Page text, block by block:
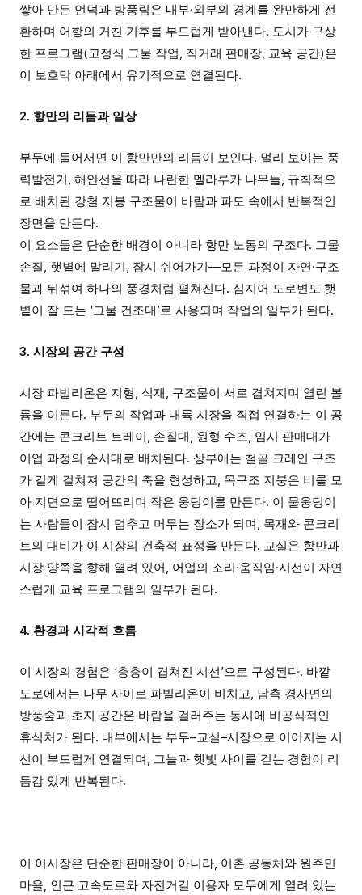
쌓아 만든 언덕과 방풍림은 내부·외부의 경계를 완만하게 전
환하며 어항의 거친 기후를 부드럽게 받아낸다. 도시가 구상
한 프로그램(고정식 그물 작업, 직거래 판매장, 교육 공간)은
이 보호막 아래에서 유기적으로 연결된다.
2. 항만의 리듬과 일상
부두에 들어서면 이 항만만의 리듬이 보인다. 멀리 보이는 풍
력발전기, 해안선을 따라 나란한 멜라루카 나무들, 규칙적으
로 배치된 강철 지붕 구조물이 바람과 파도 속에서 반복적인
장면을 만든다.
이 요소들은 단순한 배경이 아니라 항만 노동의 구조다. 그물
손질, 햇볕에 말리기, 잠시 쉬어가기—모든 과정이 자연·구조
물과 뒤섞여 하나의 풍경처럼 펼쳐진다. 심지어 도로변도 햇
볕이 잘 드는 ‘그물 건조대’로 사용되며 작업의 일부가 된다.
3. 시장의 공간 구성
시장 파빌리온은 지형, 식재, 구조물이 서로 겹쳐지며 열린 볼
륨을 이룬다. 부두의 작업과 내륙 시장을 직접 연결하는 이 공
간에는 콘크리트 트레이, 손질대, 원형 수조, 임시 판매대가
어업 과정의 순서대로 배치된다. 상부에는 철골 크레인 구조
가 길게 걸쳐져 공간의 축을 형성하고, 목구조 지붕은 비를 모
아 지면으로 떨어뜨리며 작은 웅덩이를 만든다. 이 물웅덩이
는 사람들이 잠시 멈추고 머무는 장소가 되며, 목재와 콘크리
트의 대비가 이 시장의 건축적 표정을 만든다. 교실은 항만과
시장 양쪽을 향해 열려 있어, 어업의 소리·움직임·시선이 자연
스럽게 교육 프로그램의 일부가 된다.
4. 환경과 시각적 흐름
이 시장의 경험은 ‘층층이 겹쳐진 시선’으로 구성된다. 바깥
도로에서는 나무 사이로 파빌리온이 비치고, 남측 경사면의
방풍숲과 초지 공간은 바람을 걸러주는 동시에 비공식적인
휴식처가 된다. 내부에서는 부두–교실–시장으로 이어지는 시
선이 부드럽게 연결되며, 그늘과 햇빛 사이를 걷는 경험이 리
듬감 있게 반복된다.
이 어시장은 단순한 판매장이 아니라, 어촌 공동체와 원주민
마을, 인근 고속도로와 자전거길 이용자 모두에게 열려 있는